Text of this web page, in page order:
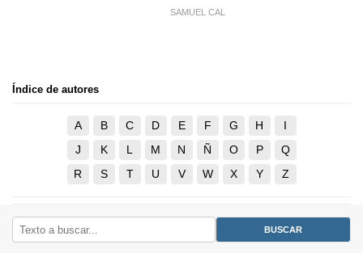
SAMUEL CAL
Índice de autores
A B C D E F G H
I
J
K L M N Ñ O P
Q
R
S T U V W X Y Z